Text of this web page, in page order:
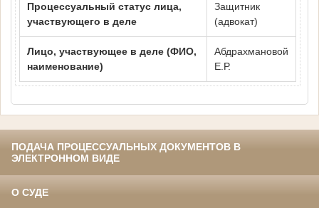
Процессуальный статус лица,
участвующего в деле
Защитник
(адвокат)
Лицо, участвующее в деле (ФИО,
наименование)
Абдрахмановой
Е.Р.
ПОДАЧА ПРОЦЕССУАЛЬНЫХ ДОКУМЕНТОВ В
ЭЛЕКТРОННОМ ВИДЕ
О СУДЕ